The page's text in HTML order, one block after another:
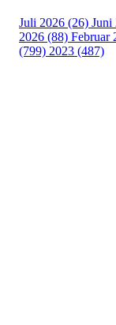
Juli 2026 (26) Juni
2026 (88) Februar
(799) 2023 (487)